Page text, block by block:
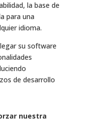
la base de
para una
idioma.
su software
de desarrollo
nuestra